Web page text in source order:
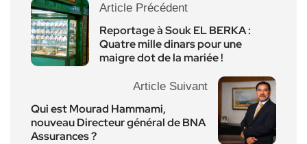
Article Précédent
Reportage à Souk EL BERKA :
Quatre mille dinars pour une
maigre dot de la mariée !
Article Suivant
Qui est Mourad Hammami,
nouveau Directeur général de BNA
Assurances ?